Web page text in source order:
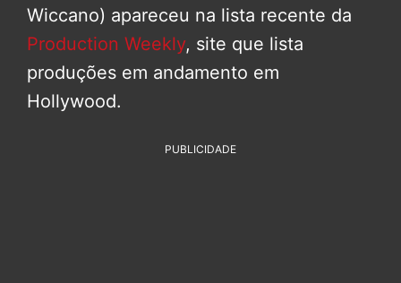
Wiccano) apareceu na lista recente da
Production Weekly, site que lista
produções em andamento em
Hollywood.
PUBLICIDADE